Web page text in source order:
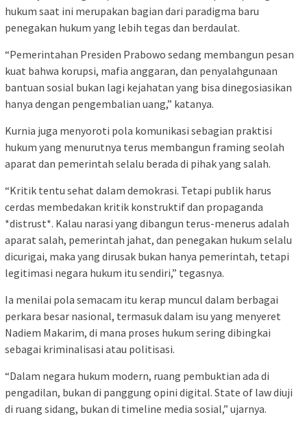
hukum saat ini merupakan bagian dari paradigma baru
penegakan hukum yang lebih tegas dan berdaulat.
“Pemerintahan Presiden Prabowo sedang membangun pesan
kuat bahwa korupsi, mafia anggaran, dan penyalahgunaan
bantuan sosial bukan lagi kejahatan yang bisa dinegosiasikan
hanya dengan pengembalian uang,” katanya.
Kurnia juga menyoroti pola komunikasi sebagian praktisi
hukum yang menurutnya terus membangun framing seolah
aparat dan pemerintah selalu berada di pihak yang salah.
“Kritik tentu sehat dalam demokrasi. Tetapi publik harus
cerdas membedakan kritik konstruktif dan propaganda
*distrust*. Kalau narasi yang dibangun terus-menerus adalah
aparat salah, pemerintah jahat, dan penegakan hukum selalu
dicurigai, maka yang dirusak bukan hanya pemerintah, tetapi
legitimasi negara hukum itu sendiri,” tegasnya.
Ia menilai pola semacam itu kerap muncul dalam berbagai
perkara besar nasional, termasuk dalam isu yang menyeret
Nadiem Makarim, di mana proses hukum sering dibingkai
sebagai kriminalisasi atau politisasi.
“Dalam negara hukum modern, ruang pembuktian ada di
pengadilan, bukan di panggung opini digital. State of law diuji
di ruang sidang, bukan di timeline media sosial,” ujarnya.